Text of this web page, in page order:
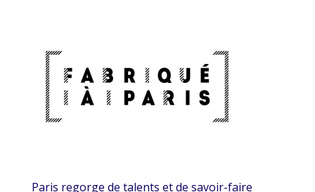
Paris regorge de talents et de savoir-faire